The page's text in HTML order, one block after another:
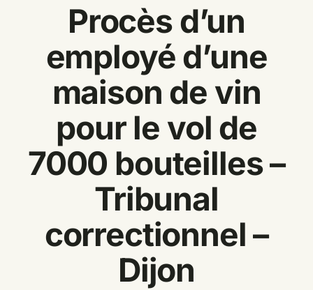
Actualités
Membres
Bibliothèque
Twitter & Blog
Contact
Procès d’un
employé d’une
maison de vin
pour le vol de
7000 bouteilles –
Tribunal
correctionnel –
Dijon